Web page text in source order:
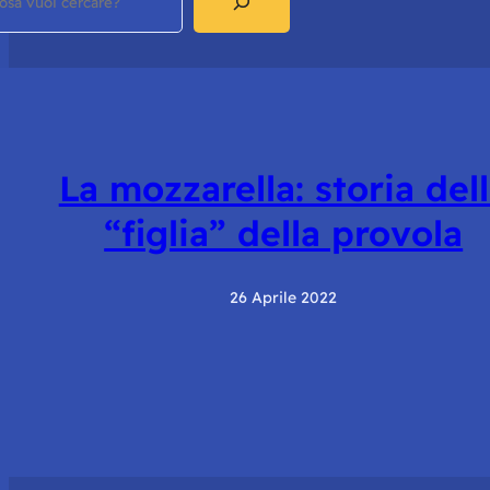
La mozzarella: storia
“figlia” della provola
26 Aprile 2022